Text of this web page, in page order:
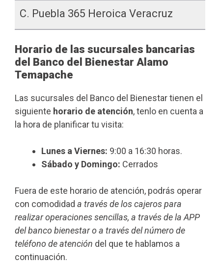
C. Puebla 365 Heroica Veracruz
Horario de las sucursales bancarias
del Banco del Bienestar Alamo
Temapache
Las sucursales del Banco del Bienestar tienen el
siguiente horario de atención, tenlo en cuenta a
la hora de planificar tu visita:
Lunes a Viernes: 9:00 a 16:30 horas.
Sábado y Domingo: Cerrados
Fuera de este horario de atención, podrás operar
con comodidad a través de los cajeros para
realizar operaciones sencillas, a través de la APP
del banco bienestar o a través del número de
teléfono de atención del que te hablamos a
continuación.